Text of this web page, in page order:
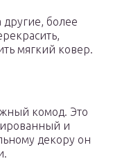
более
мягкий ковер.
комод. Это
и
декору он